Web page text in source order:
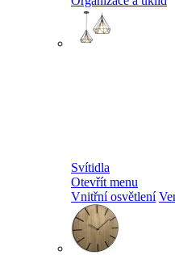
Svítidla
Otevřít menu
Vnitřní osvětlení